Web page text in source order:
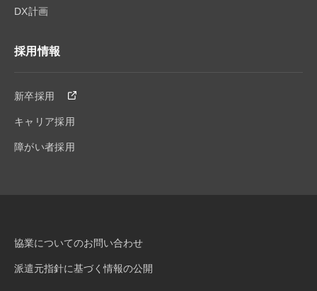
DX計画
採用情報
新卒採用
キャリア採用
障がい者採用
協業についてのお問い合わせ
派遣元指針に基づく情報の公開